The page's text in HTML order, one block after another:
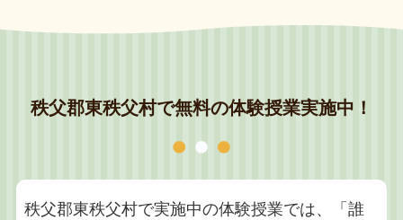
秩父郡東秩父村で無料の体験授業実施中！
秩父郡東秩父村で実施中の体験授業では、「誰